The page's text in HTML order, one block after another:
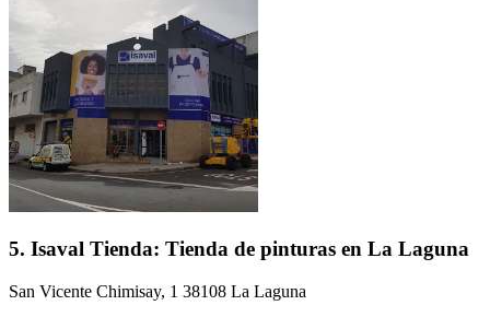
5. Isaval Tienda: Tienda de pinturas en La Laguna
San Vicente Chimisay, 1 38108 La Laguna